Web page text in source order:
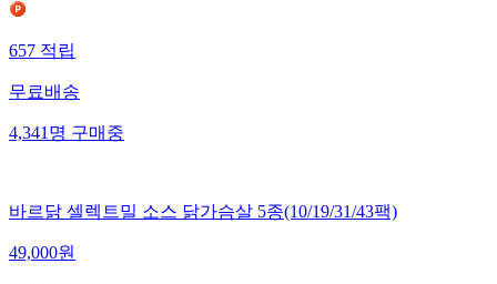
657적립
무료배송
4,341명구매중
바르닭 셀렉트밀 소스 닭가슴살 5종(10/19/31/43팩)
49,000원